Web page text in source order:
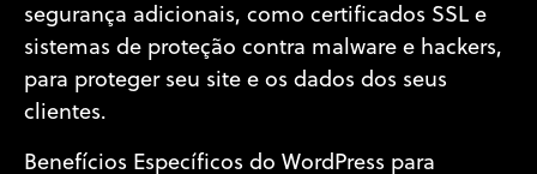
segurança adicionais, como certificados SSL e
sistemas de proteção contra malware e hackers,
para proteger seu site e os dados dos seus
clientes.
Benefícios Específicos do WordPress para